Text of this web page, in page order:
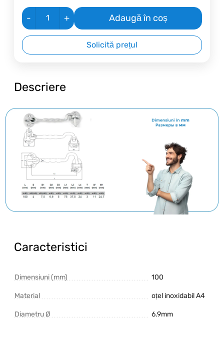
- + Adaugă în coș
Solicită prețul
Descriere
Caracteristici
Dimensiuni (mm) 100
Material oțel inoxidabil A4
Diametru Ø 6.9mm